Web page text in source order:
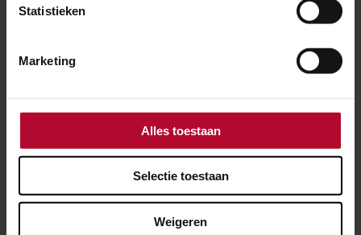
Statistieken
Marketing
Alles toestaan
Selectie toestaan
Weigeren
Willemsspoortunnel